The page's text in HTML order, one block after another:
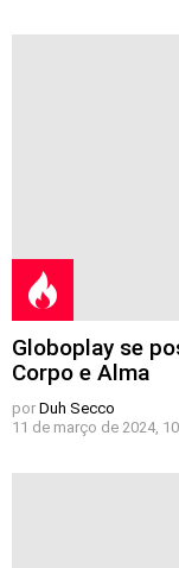
Globoplay se
Corpo e Alma
por Duh Secco
11 de março de 2024,